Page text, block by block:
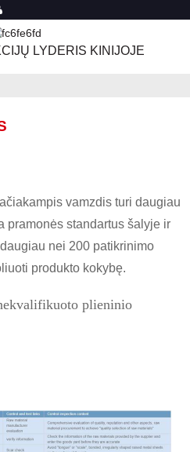
LYDERIS KINIJOJE
vamzdis turi daugiau
pramonės standartus šalyje ir
nei 200 patikrinimo
produkto kokybę.
plieninio